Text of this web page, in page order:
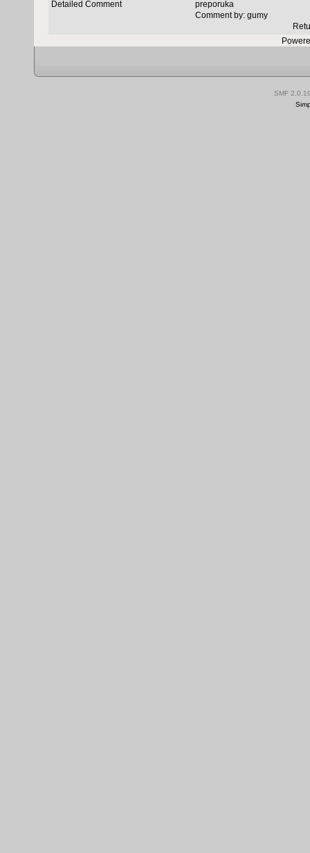
Detailed Comment
preporuka
Comment by: gumy
SMF